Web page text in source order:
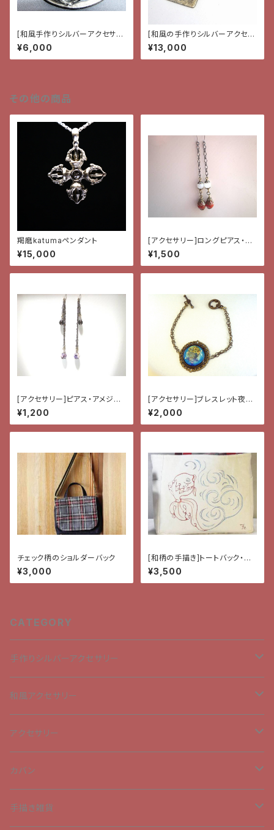
[和風手作りシルバーアクセサリ
ー}ペンダント・雲と牡丹
¥6,000
[和風の手作りシルバーアクセサ
リー]ペンダント・蝶と花
¥13,000
その他の商品
羯磨katumaペンダント
¥15,000
[アクセサリー]ロングピアス・龍
紋メノウとヒスイ
¥1,500
[アクセサリー]ピアス・アメジス
トとスモーキークオーツ
¥1,200
[アクセサリー]ブレスレット夜行
蝶
¥2,000
チェック柄のショルダーバック
¥3,000
[和柄の手描き]トートバック・金
魚
¥3,500
CATEGORY
手作りシルバーアクセサリー
ペンダントトップ
チャーム
ピアス
和風アクセサリー
ペンダントトップ
チャーム
アクセサリー
ブローチ
髪飾り
カバン
手描きトートバッグ
手描き雑貨